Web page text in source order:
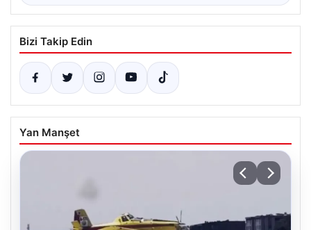
Bizi Takip Edin
Yan Manşet